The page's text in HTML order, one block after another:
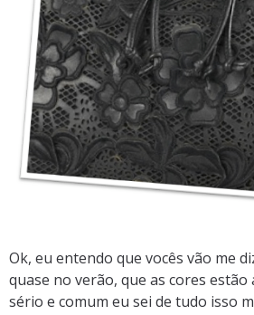
Ok, eu entendo que vocês vão me
quase no verão, que as cores
sério e comum eu sei de tudo isso